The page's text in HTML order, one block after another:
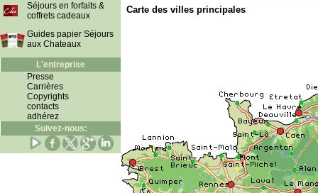
Séjours en forfaits &
coffrets cadeaux
Guides papier Séjours
aux Chateaux
L'entreprise
Presse
Carrières
Copyrights
contacts
adhérez
Suivez-nous:
Carte des villes principales